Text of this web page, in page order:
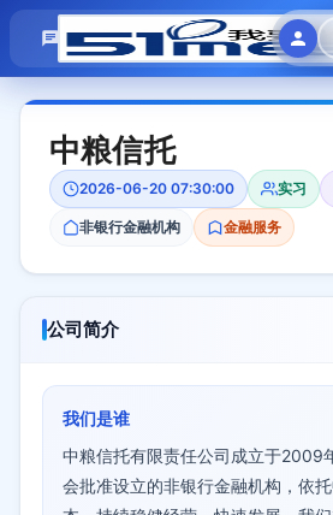
模拟面试 题目大全 招
中粮信托
2026-06-20 07:30:00 实习
非银行金融机构 金融服务
公司简介
我们是谁
中粮信托有限责任公司成立于2009
会批准设立的非银行金融机构，依